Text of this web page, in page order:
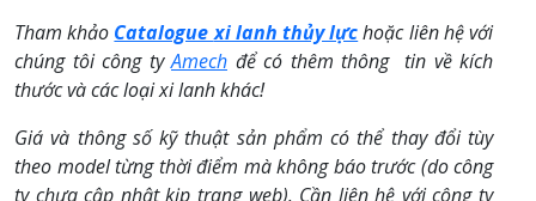
Tham khảo Cataloguexi lanh thủy lựchoặc liên hệ với
chúng tôi công tyAmech để có thêm thông tin về kích
thước và các loại xi lanh khác!
Giá và thông số kỹ thuật sản phẩm có thể thay đổi tùy
theo model từng thời điểm mà không báo trước (do công
ty chưa cập nhật kịp trang web). Cần liên hệ với công ty